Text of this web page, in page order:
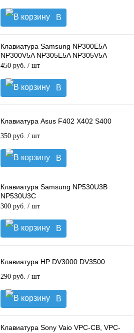
В
корзину
Клавиатура Samsung NP300E5A
NP300V5A NP305E5A NP305V5A
450 руб. / шт
В
корзину
Клавиатура Asus F402 X402 S400
350 руб. / шт
В
корзину
Клавиатура Samsung NP530U3B
NP530U3C
300 руб. / шт
В
корзину
Клавиатура HP DV3000 DV3500
290 руб. / шт
В
корзину
Клавиатура Sony Vaio VPC-CB, VPC-